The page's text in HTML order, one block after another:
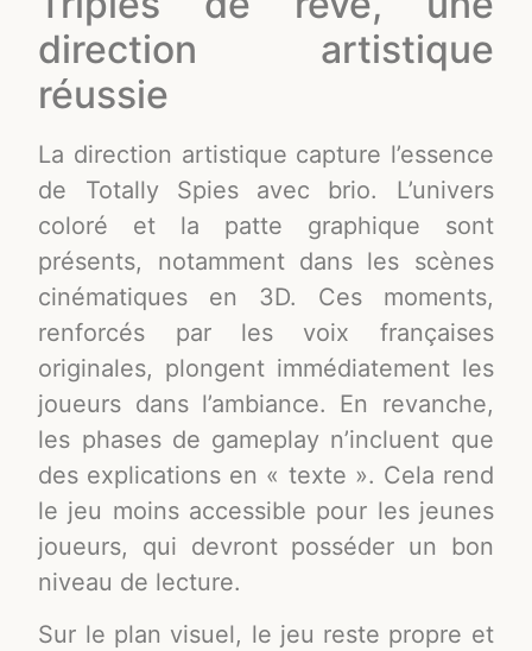
direction artistique
réussie
La direction artistique capture l’essence
de Totally Spies avec brio. L’univers
coloré et la patte graphique sont
présents, notamment dans les scènes
cinématiques en 3D. Ces moments,
renforcés par les voix françaises
originales, plongent immédiatement les
joueurs dans l’ambiance. En revanche,
les phases de gameplay n’incluent que
des explications en « texte ». Cela rend
le jeu moins accessible pour les jeunes
joueurs, qui devront posséder un bon
niveau de lecture.
Sur le plan visuel, le jeu reste propre et